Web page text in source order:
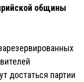
общины
достаться партии